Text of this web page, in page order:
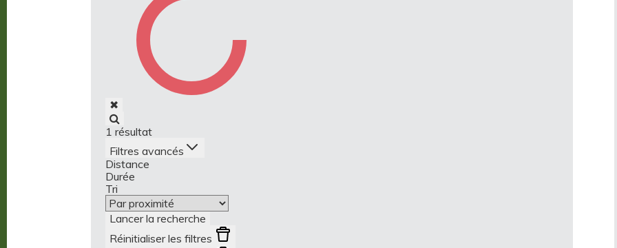
✖
1 résultat
Filtres avancés
Distance
Durée
Tri
Lancer la recherche
Réinitialiser les filtres